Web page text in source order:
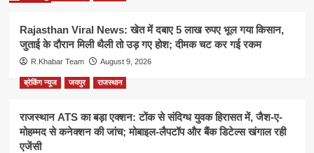
Rajasthan Viral News: खेत में दबाए 5 लाख रुपए भूल गया किसान,
जुताई के दौरान मिली थैली तो उड़ गए होश; दीमक चट कर गई रकम
R.Khabar Team August 9, 2026
ब्रेकिंग न्यूज जयपुर राजस्थान
राजस्थान ATS का बड़ा एक्शन: टोंक से संदिग्ध युवक हिरासत में, जैश-ए-
मोहम्मद से कनेक्शन की जांच; मोबाइल-लैपटॉप और बैंक डिटेल्स खंगाल रही
एजेंसी